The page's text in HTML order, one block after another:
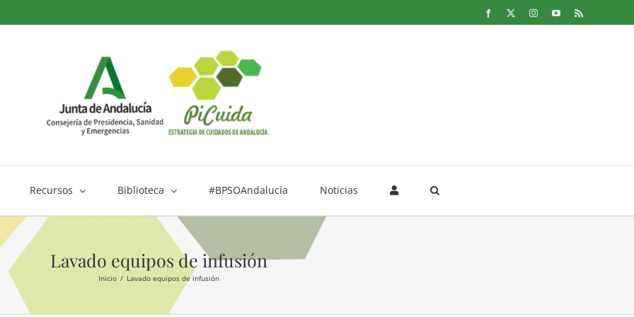
Facebook InstagramYouTubeRss
Recursos Biblioteca #BPSOAndalucía Noticias
Lavado equipos de infusión
Inicio Lavado equipos de infusión